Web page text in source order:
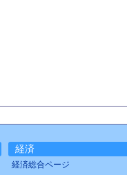
経済
経済総合ページ